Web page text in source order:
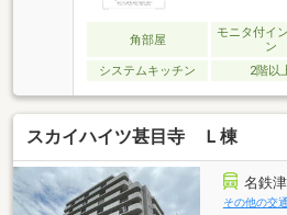
高めるアルコープを採用し
ています。 〇全室収納荷物
広く使えます。ご来店・ご
連絡ください♪
角部屋
モニタ付イ
ン
システムキッチン 2階以
スカイハイツ甚目寺 Ｌ棟
名鉄
その他の交通